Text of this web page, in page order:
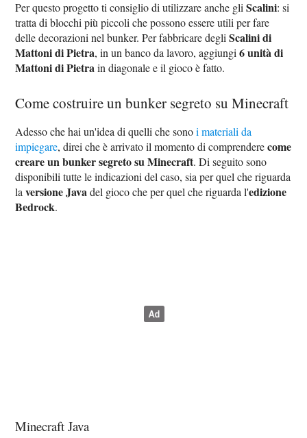
Per questo progetto ti consiglio di utilizzare anche gliScalini: si
tratta di blocchi più piccoli che possono essere utili per fare
delle decorazioni nel bunker. Per fabbricare degliScalini di
Mattoni di Pietra, in un banco da lavoro, aggiungi6 unità di
Mattoni di Pietrain diagonale e il gioco è fatto.
Come costruire un bunker segreto su Minecraft
Adesso che hai un'idea di quelli che sonoi materiali da
impiegare, direi che è arrivato il momento di comprenderecome
creare un bunker segreto su Minecraft. Di seguito sono
disponibili tutte le indicazioni del caso, sia per quel che riguarda
laversione Javadel gioco che per quel che riguarda l'edizione
Bedrock.
Minecraft Java